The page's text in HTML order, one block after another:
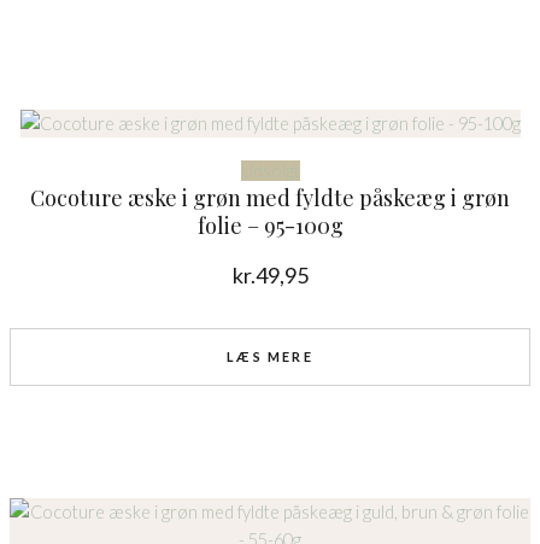
Udsolgt
Cocoture æske i grøn med fyldte påskeæg i grøn
folie – 95-100g
kr.49,95
LÆS MERE